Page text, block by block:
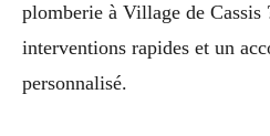
plomberie à Village de Cassis
interventions rapides et un
personnalisé.